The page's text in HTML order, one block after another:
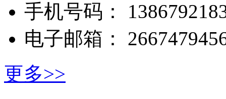
手机号码：
电子邮箱：
更多>>